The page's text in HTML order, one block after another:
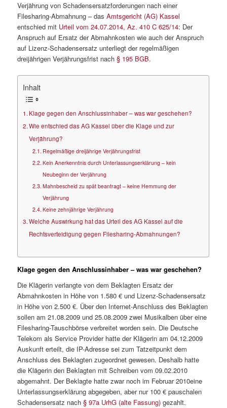
Verjährung von Schadensersatzforderungen nach einer
Filesharing-Abmahnung – dasAmtsgericht (AG) Kassel
entschied mit Urteil vom 24.07.2014, Az. 410 C 625/14: Der
Anspruch auf Ersatz der Abmahnkosten wie auch der Anspruch
auf Lizenz-Schadensersatz unterliegt der regelmäßigen
dreijährigen Verjährungsfrist nach§ 195 BGB.
Inhalt
Klage gegen den Anschlussinhaber – was war geschehen?
Wie entschied das AG Kassel über die Klage und zur
Verjährung?
Regelmäßige dreijährige Verjährungsfrist
Kein Anerkenntnis durch Unterlassungserklärung – kein
Neubeginn der Verjährung
Mahnbescheid zu spät beantragt – keine Hemmung der
Verjährung
Keine zehnjährige Verjährung
Welche Auswirkung hat das Urteil des AG Kassel auf die
Rechtsverteidigung gegen Filesharing-Abmahnungen?
Klage gegen den Anschlussinhaber – was war geschehen?
Die Klägerin verlangte von dem Beklagten Ersatz der
Abmahnkosten in Höhe von 1.580 € und Lizenz-Schadensersatz
in Höhe von 2.500 €. Über den Internet-Anschluss des Beklagten
sollen am 21.08.2009 und 25.08.2009 zwei Musikalben über eine
Filesharing-Tauschbörse verbreitet worden sein. Die Deutsche
Telekom als Service Provider hatte der Klägerin am 04.12.2009
Auskunft erteilt, die IP-Adresse sei zum Tatzeitpunkt dem
Anschluss des Beklagten zugeordnet gewesen. Deshalb hatte
die Klägerin den Beklagten mit Schreiben vom 09.02.2010
abgemahnt. Der Beklagte hatte zwar noch im Februar 2010eine
Unterlassungserklärung abgegeben, aber nur 100 € pauschalen
Schadensersatz nach§ 97a UrhG (alte Fassung) gezahlt.